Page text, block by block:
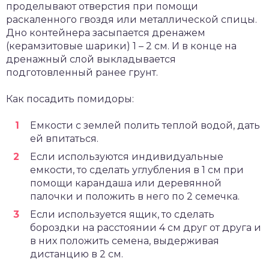
проделывают отверстия при помощи
раскаленного гвоздя или металлической спицы.
Дно контейнера засыпается дренажем
(керамзитовые шарики) 1 – 2 см. И в конце на
дренажный слой выкладывается
подготовленный ранее грунт.
Как посадить помидоры:
Емкости с землей полить теплой водой, дать
ей впитаться.
Если используются индивидуальные
емкости, то сделать углубления в 1 см при
помощи карандаша или деревянной
палочки и положить в него по 2 семечка.
Если используется ящик, то сделать
бороздки на расстоянии 4 см друг от друга и
в них положить семена, выдерживая
дистанцию в 2 см.